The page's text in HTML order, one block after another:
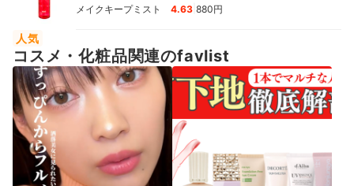
メイクキープミスト
4.63 880円
人気
コスメ・化粧品関連のfavlist